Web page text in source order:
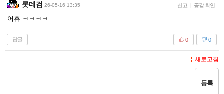
롯데검 26-05-16 13:35 신고 | 공감 확인
어휴 ㅋㅋㅋㅋ
답글 0
0
새로고침
등록